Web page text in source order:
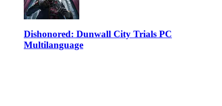
Dishonored: Dunwall City Trials PC
Multilanguage